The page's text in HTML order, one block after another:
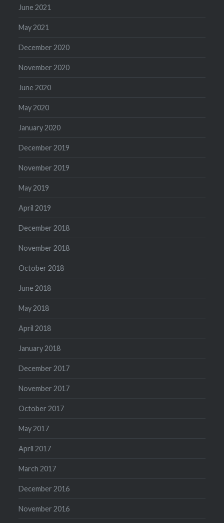
June 2021
May 2021
December 2020
November 2020
June 2020
May 2020
January 2020
December 2019
November 2019
May 2019
April 2019
December 2018
November 2018
October 2018
June 2018
May 2018
April 2018
January 2018
December 2017
November 2017
October 2017
May 2017
April 2017
March 2017
December 2016
November 2016